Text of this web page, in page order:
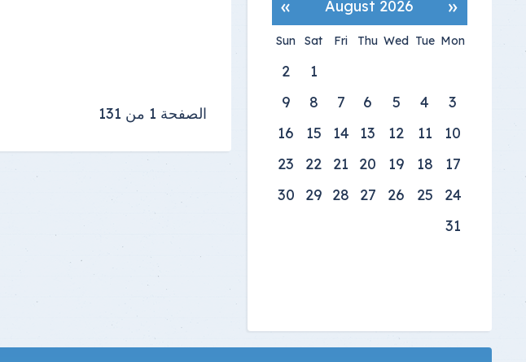
الصفحة 1 من 131
«
August 2026
»
Mon
Tue
Wed
Thu
Fri
Sat
Sun
1
2
3
4
5
6
7
8
9
10
11
12
13
14
15
16
17
18
19
20
21
22
23
24
25
26
27
28
29
30
31